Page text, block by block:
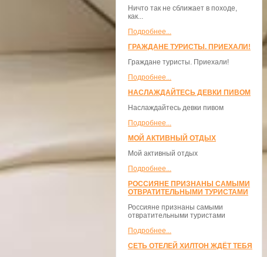
Ничто так не сближает в походе,
как...
Подробнее...
ГРАЖДАНЕ ТУРИСТЫ. ПРИЕХАЛИ!
Граждане туристы. Приехали!
Подробнее...
НАСЛАЖДАЙТЕСЬ ДЕВКИ ПИВОМ
Наслаждайтесь девки пивом
Подробнее...
МОЙ АКТИВНЫЙ ОТДЫХ
Мой активный отдых
Подробнее...
РОССИЯНЕ ПРИЗНАНЫ САМЫМИ
ОТВРАТИТЕЛЬНЫМИ ТУРИСТАМИ
Россияне признаны самыми
отвратительными туристами
Подробнее...
СЕТЬ ОТЕЛЕЙ ХИЛТОН ЖДЁТ ТЕБЯ